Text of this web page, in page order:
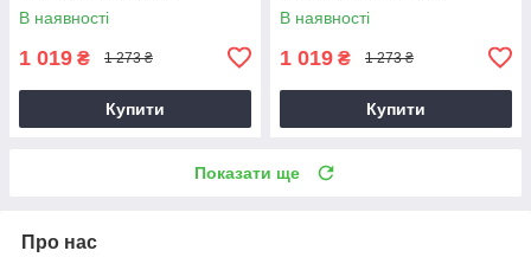
В наявності
1 019 ₴ 1 273 ₴
Купити
В наявності
1 019 ₴ 1 273 ₴
Купити
Показати ще
Про нас